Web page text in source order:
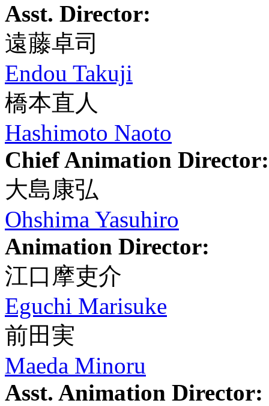
Asst. Director:
遠藤卓司
Endou Takuji
橋本直人
Hashimoto Naoto
Chief Animation Director:
大島康弘
Ohshima Yasuhiro
Animation Director:
江口摩吏介
Eguchi Marisuke
前田実
Maeda Minoru
Asst. Animation Director: